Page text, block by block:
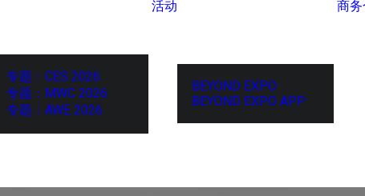
专题：CES 2026
专题：MWC 2026
专题：AWE 2026
活动
BEYOND EXPO
BEYOND EXPO APP
商